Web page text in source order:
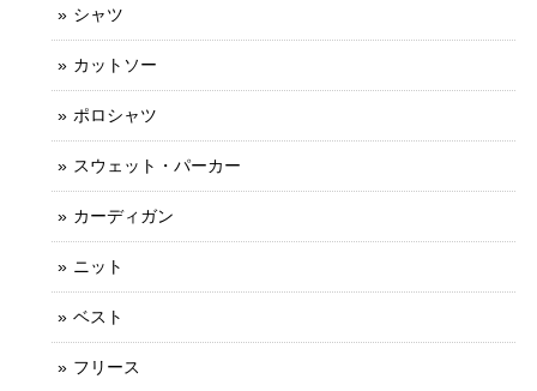
シャツ
カットソー
ポロシャツ
スウェット・パーカー
カーディガン
ニット
ベスト
フリース